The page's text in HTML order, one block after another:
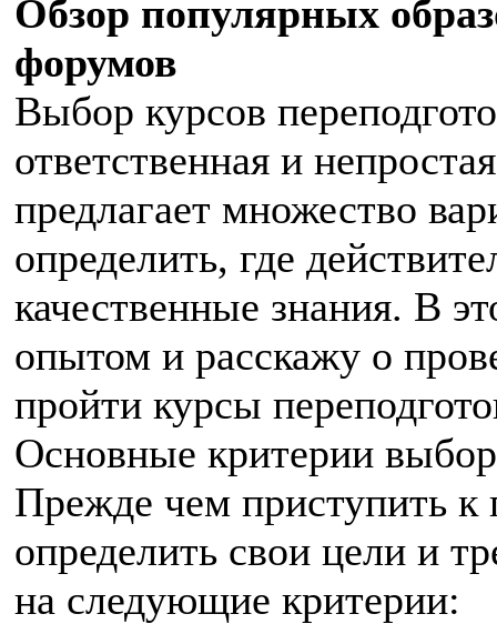
Обзор популярных
форумов
Выбор курсов
ответственная и
предлагает множество
определить, где
качественные знания. В
опытом и расскажу о
пройти курсы
Основные критерии
Прежде чем приступить к
определить свои цели и
на следующие критерии: